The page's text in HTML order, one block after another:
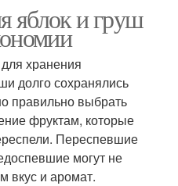
яблок и груш
хранения
долго сохранялись
правильно выбрать
фруктам, которые
Переспевшие
могут не
вкус и аромат.